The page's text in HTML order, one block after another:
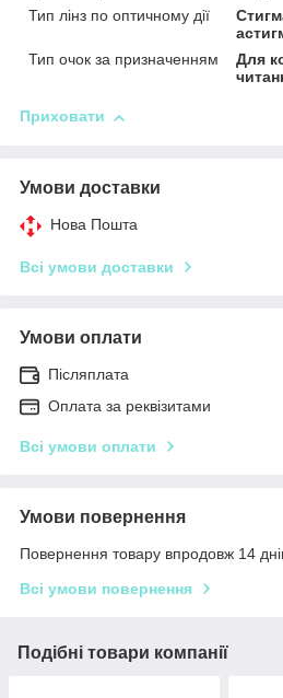
Тип лінз по оптичному дії
Тип очок за призначенням
Для
Приховати
Умови доставки
Нова Пошта
Всі умови доставки
Умови оплати
Післяплата
Оплата за реквізитами
Всі умови оплати
Умови повернення
Повернення товару впродовж 14
Всі умови повернення
Подібні товари компанії